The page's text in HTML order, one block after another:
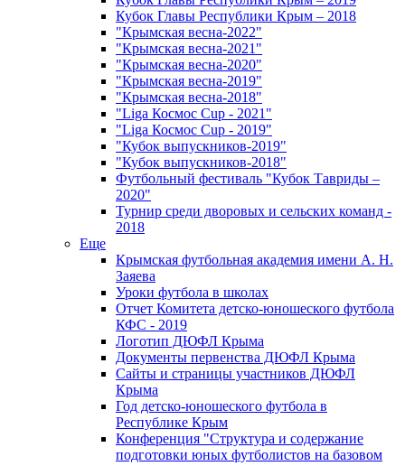
Кубок Главы Республики Крым – 2018
"Крымская весна-2022"
"Крымская весна-2021"
"Крымская весна-2020"
"Крымская весна-2019"
"Крымская весна-2018"
"Liga Космос Cup - 2021"
"Liga Космос Cup - 2019"
"Кубок выпускников-2019"
"Кубок выпускников-2018"
Футбольный фестиваль "Кубок Тавриды –
2020"
Турнир среди дворовых и сельских команд -
2018
Еще
Крымская футбольная академия имени А. Н.
Заяева
Уроки футбола в школах
Отчет Комитета детско-юношеского футбола
КФС - 2019
Логотип ДЮФЛ Крыма
Документы первенства ДЮФЛ Крыма
Сайты и страницы участников ДЮФЛ
Крыма
Год детско-юношеского футбола в
Республике Крым
Конференция "Структура и содержание
подготовки юных футболистов на базовом